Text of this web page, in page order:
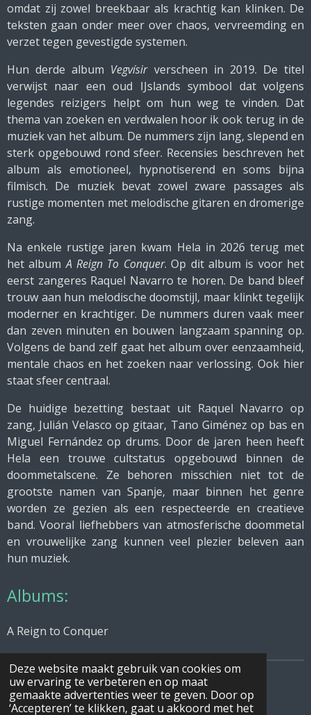
Deze website maakt gebruik van cookies om
uw ervaring te verbeteren en op maat
gemaakte advertenties weer te geven. Door op
‘Accepteren’ te klikken, gaat u akkoord met het
omdat zij zowel breekbaar als krachtig kan klinken. De
teksten gaan onder meer over chaos, vervreemding en
verzet tegen gevestigde systemen.
Hun derde album Vegvísirverscheen in 2019. De titel
verwijst naar een oud IJslands symbool dat volgens
legendes reizigers helpt om hun weg te vinden. Dat
thema van zoeken en verdwalen hoor ik ook terug in de
muziek van het album. De nummers zijn lang, slepend en
sterk opgebouwd rond sfeer. Recensies beschreven het
album als emotioneel, hypnotiserend en soms bijna
filmisch. De muziek bevat zowel zware passages als
rustige momenten met melodische gitaren en dromerige
zang.
Na enkele rustige jaren kwam Hela in 2026 terug met
het albumA Reign To Conquer. Op dit album is voor het
eerst zangeres Raquel Navarro te horen. De band bleef
trouw aan hun melodische doomstijl, maar klinkt tegelijk
moderner en krachtiger. De nummers duren vaak meer
dan zeven minuten en bouwen langzaam spanning op.
Volgens de band zelf gaat het album over eenzaamheid,
mentale chaos en het zoeken naar verlossing. Ook hier
staat sfeer centraal.
De huidige bezetting bestaat uit Raquel Navarro op
zang, Julián Velasco op gitaar, Tano Giménez op bas en
Miguel Fernández op drums. Door de jaren heen heeft
Hela een trouwe cultstatus opgebouwd binnen de
doommetalscene. Ze behoren misschien niet tot de
grootste namen van Spanje, maar binnen het genre
worden ze gezien als een respecteerde en creatieve
band. Vooral liefhebbers van atmosferische doommetal
en vrouwelijke zang kunnen veel plezier beleven aan
hun muziek.
Albums:
A Reign to Conquer
© 2026 mijn beste muziek
Powered byJouwWeb